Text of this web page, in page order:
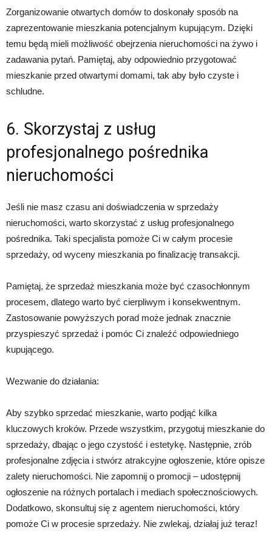
Zorganizowanie otwartych domów to doskonały sposób na
zaprezentowanie mieszkania potencjalnym kupującym. Dzięki
temu będą mieli możliwość obejrzenia nieruchomości na żywo i
zadawania pytań. Pamiętaj, aby odpowiednio przygotować
mieszkanie przed otwartymi domami, tak aby było czyste i
schludne.
6. Skorzystaj z usług
profesjonalnego pośrednika
nieruchomości
Jeśli nie masz czasu ani doświadczenia w sprzedaży
nieruchomości, warto skorzystać z usług profesjonalnego
pośrednika. Taki specjalista pomoże Ci w całym procesie
sprzedaży, od wyceny mieszkania po finalizację transakcji.
Pamiętaj, że sprzedaż mieszkania może być czasochłonnym
procesem, dlatego warto być cierpliwym i konsekwentnym.
Zastosowanie powyższych porad może jednak znacznie
przyspieszyć sprzedaż i pomóc Ci znaleźć odpowiedniego
kupującego.
Wezwanie do działania:
Aby szybko sprzedać mieszkanie, warto podjąć kilka
kluczowych kroków. Przede wszystkim, przygotuj mieszkanie do
sprzedaży, dbając o jego czystość i estetykę. Następnie, zrób
profesjonalne zdjęcia i stwórz atrakcyjne ogłoszenie, które opisze
zalety nieruchomości. Nie zapomnij o promocji – udostępnij
ogłoszenie na różnych portalach i mediach społecznościowych.
Dodatkowo, skonsultuj się z agentem nieruchomości, który
pomoże Ci w procesie sprzedaży. Nie zwlekaj, działaj już teraz!